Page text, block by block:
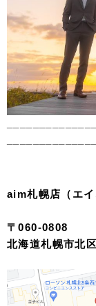
aim札幌店（エイ
〒060-0808
北海道札幌市北